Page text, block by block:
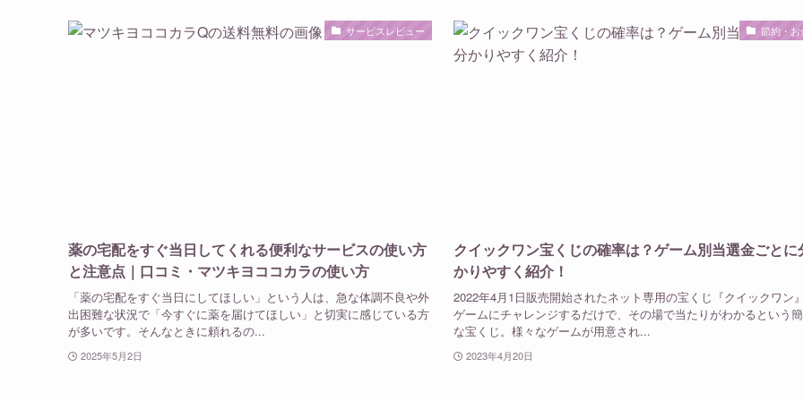
サービスレビュー
薬の宅配をすぐ当日してくれる便利なサービスの使い方
と注意点｜口コミ・マツキヨココカラの使い方
「薬の宅配をすぐ当日にしてほしい」という人は、急な体調不良や外
出困難な状況で「今すぐに薬を届けてほしい」と切実に感じている方
が多いです。そんなときに頼れるの...
2025年5月2日
節約・お
クイックワン宝くじの確率は？ゲーム別当選金ごとに
かりやすく紹介！
2022年4月1日販売開始されたネット専用の宝くじ『クイックワン』
ゲームにチャレンジするだけで、その場で当たりがわかるという
な宝くじ。様々なゲームが用意され...
2023年4月20日